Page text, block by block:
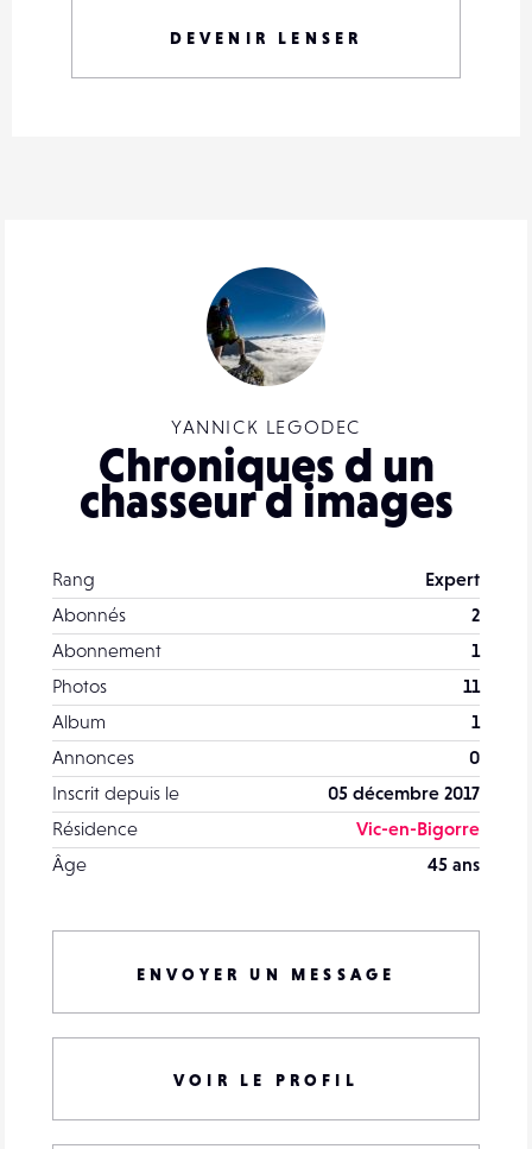
YANNICK LEGODEC
Chroniques d un
chasseur d images
Rang
Expert
Abonnés
2
Abonnement
1
Photos
11
Album
1
Annonces
0
Inscrit depuis le
05 décembre 2017
Résidence
Vic-en-Bigorre
Âge
45 ans
ENVOYER UN MESSAGE
VOIR LE PROFIL
DEVENIR LENSER